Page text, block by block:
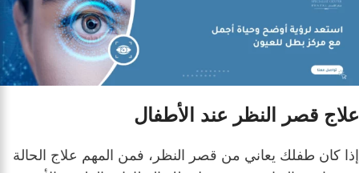
علاج قصر النظر عند الأطفال
إذا كان طفلك يعاني من قصر النظر، فمن المهم علاج الحالة